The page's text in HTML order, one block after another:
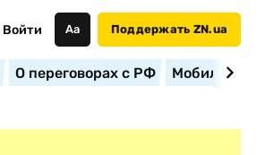
Войти Аа Поддержать ZN.ua
О переговорах с РФ